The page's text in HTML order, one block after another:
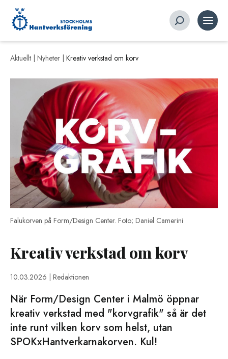
Aktuellt | Nyheter Kreativ verkstad om korv
Falukorven på Form/Design Center. Foto; Daniel Camerini
Kreativ verkstad om korv
10.03.2026 | Redaktionen
När Form/Design Center i Malmö öppnar
kreativ verkstad med "korvgrafik" så är det
inte runt vilken korv som helst, utan
SPOKxHantverkarnakorven. Kul!